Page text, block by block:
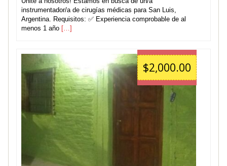
instrumentador/a de cirugías médicas para San Luis,
Argentina. Requisitos: ✅ Experiencia comprobable de al
menos 1 año […]
$2,000.00